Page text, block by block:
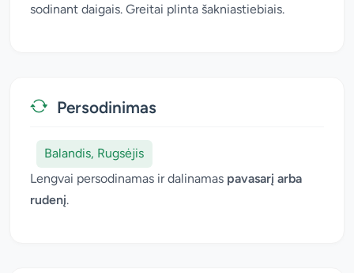
sodinant daigais. Greitai plinta šakniastiebiais.
Persodinimas
Balandis, Rugsėjis
Lengvai persodinamas ir dalinamas pavasarį arba
rudenį.